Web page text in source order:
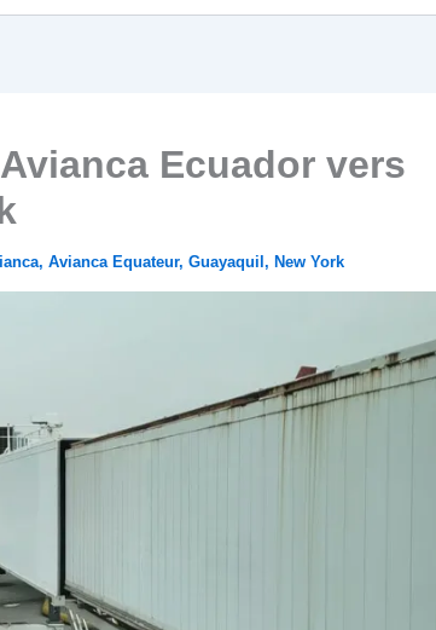
Ecuador vers
, Avianca Equateur, Guayaquil , New York